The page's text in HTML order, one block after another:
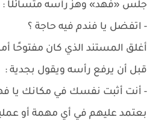
جلس «فهد» وهز رأسه متسائلًا :
- اتفضل يا فندم فيه حاجة ؟
أغلق المستند الذي كان مفتوحًا
قبل أن يرفع رأسه ويقول بجدية :
- أنت أثبت نفسك في مكانك يا
بعتمد عليهم في أي مهمة أو